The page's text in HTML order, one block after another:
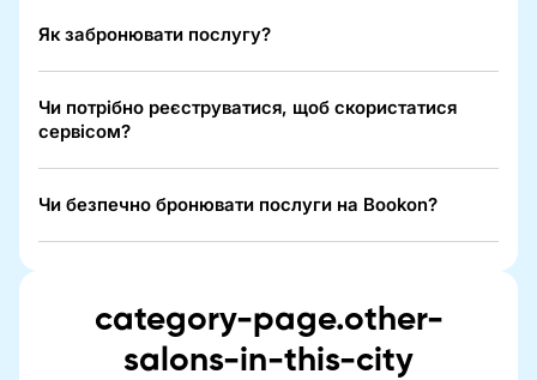
Як забронювати послугу?
Чи потрібно реєструватися, щоб скористатися
сервісом?
Чи безпечно бронювати послуги на Bookon?
category-page.other-
salons-in-this-city